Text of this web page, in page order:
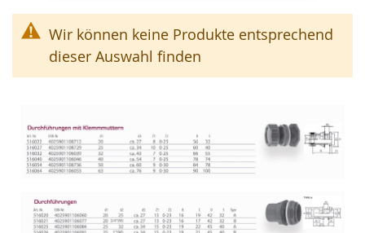
Wir können keine Produkte entsprechend
dieser Auswahl finden